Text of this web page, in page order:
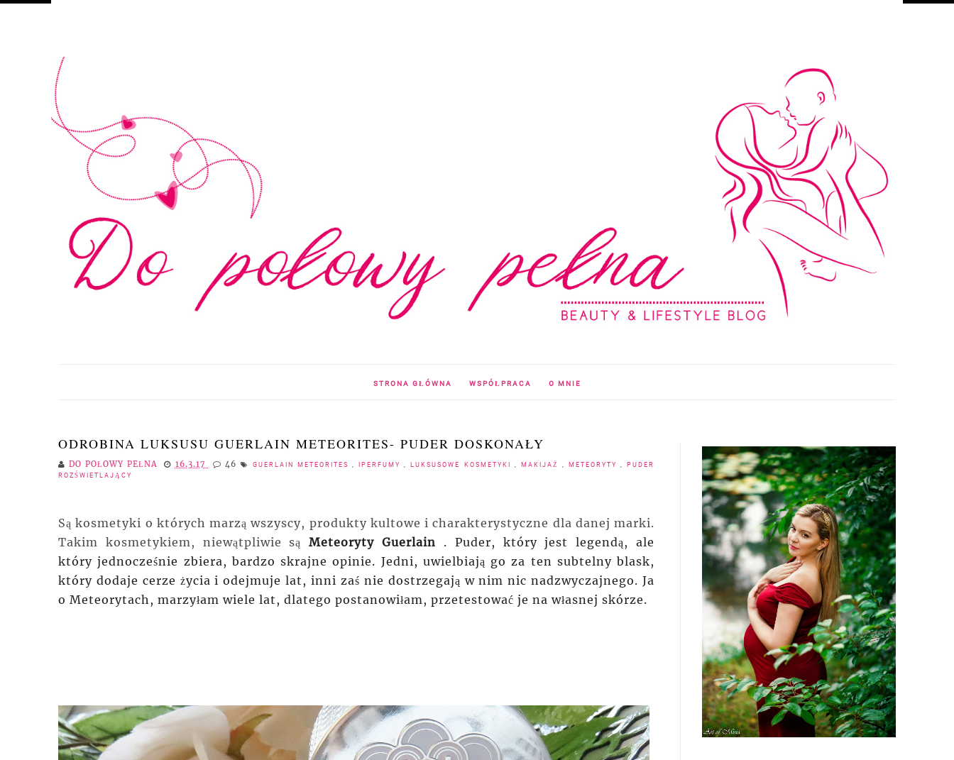
STRONA GŁÓWNA WSPÓŁPRACA O MNIE
ODROBINA LUKSUSU GUERLAIN METEORITES- PUDER DOSKONAŁY
DO POŁOWY PEŁNA 16.3.17 46 GUERLAIN METEORITES, IPERFUMY, LUKSUSOWE KOSMETYKI , MAKIJAŻ , METEORYTY, PUDER
ROZŚWIETLAJĄCY
Są kosmetyki o których marzą wszyscy, produkty kultowe i charakterystyczne dla danej marki.
Takim kosmetykiem, niewątpliwie sąMeteoryty Guerlain . Puder, który jest legendą, ale
który jednocześnie zbiera, bardzo skrajne opinie. Jedni, uwielbiają go za ten subtelny blask,
który dodaje cerze życia i odejmuje lat, inni zaś nie dostrzegają w nim nic nadzwyczajnego. Ja
o Meteorytach, marzyłam wiele lat, dlatego postanowiłam, przetestować je na własnej skórze.